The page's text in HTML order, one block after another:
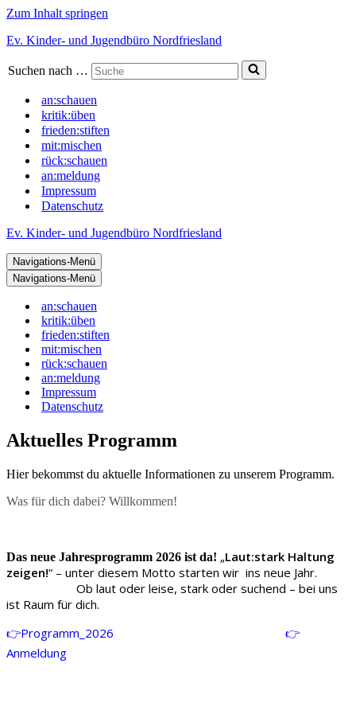
Zum Inhalt springen
Ev. Kinder- und Jugendbüro Nordfriesland
Suchen nach …
an:schauen
kritik:üben
frieden:stiften
mit:mischen
rück:schauen
an:meldung
Impressum
Datenschutz
Ev. Kinder- und Jugendbüro Nordfriesland
Navigations-Menü
Navigations-Menü
an:schauen
kritik:üben
frieden:stiften
mit:mischen
rück:schauen
an:meldung
Impressum
Datenschutz
Aktuelles Programm
Hier bekommst du aktuelle Informationen zu unserem Programm.
Was für dich dabei? Willkommen!
Das neue Jahresprogramm 2026 ist da! „Laut:stark Haltung
zeigen!“ – unter diesem Motto starten wir ins neue Jahr.
Ob laut oder leise, stark oder suchend – bei uns
ist Raum für dich.
👉Programm_2026
👉
Anmeldung